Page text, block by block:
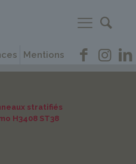
Mentions
stratifiés
H3408 ST38